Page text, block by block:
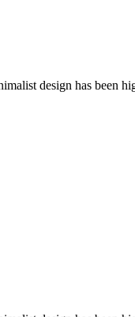
design has been